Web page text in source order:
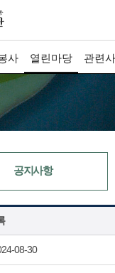
사 열린마당 관련
공지사항
08-30